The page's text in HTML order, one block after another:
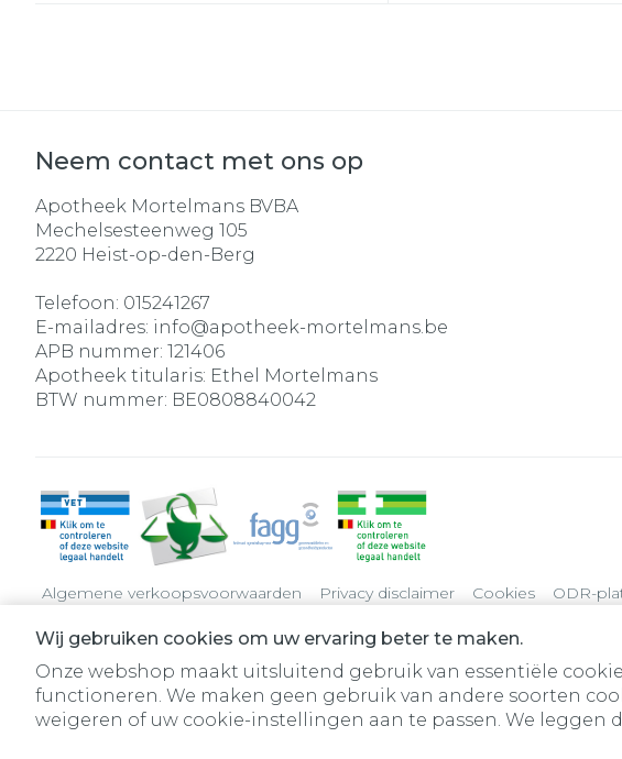
Wij gebruiken cookies om uw ervaring beter te maken.
Onze webshop maakt uitsluitend gebruik van essentiële
functioneren. We maken geen gebruik van andere soorten
weigeren of uw cookie-instellingen aan te passen. We leggen
Neem contact met ons op
Apotheek Mortelmans BVBA
Mechelsesteenweg 105
2220 Heist-op-den-Berg
Telefoon: 015241267
E-mailadres: info@apotheek-mortelmans.be
APB nummer: 121406
Apotheek titularis: Ethel Mortelmans
BTW nummer: BE0808840042
Algemene verkoopsvoorwaarden Privacy disclaimer Cookies ODR-